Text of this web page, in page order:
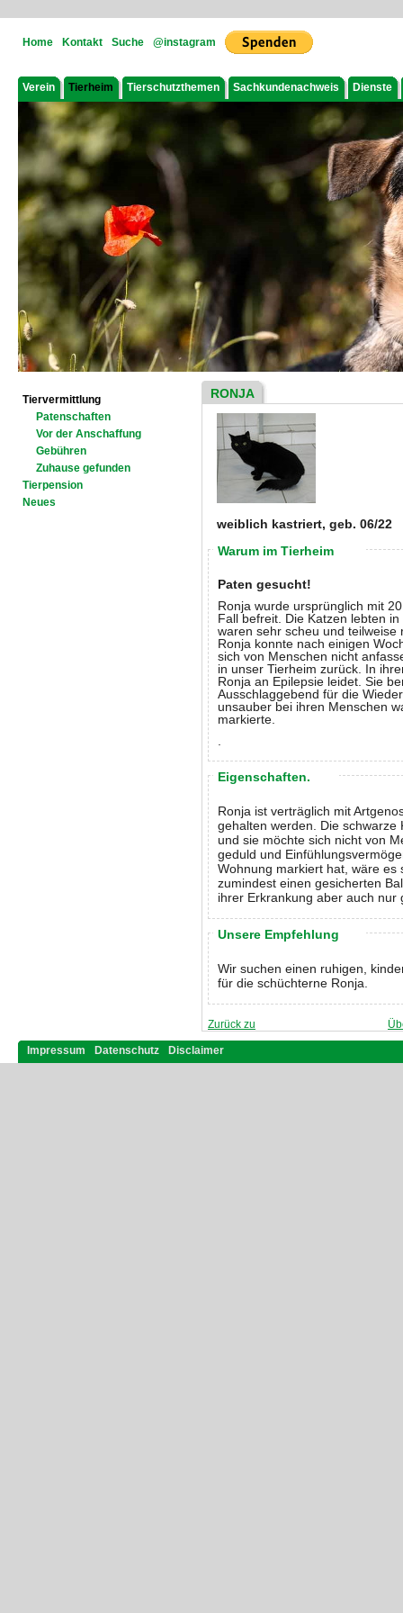
Home Kontakt Suche @instagram
Verein Tierheim Tierschutzthemen Sachkundenachweis Dienste
Tiervermittlung
Patenschaften
Vor der Anschaffung
Gebühren
Zuhause gefunden
Tierpension
Neues
RONJA
weiblich kastriert, geb. 06/22
Warum im Tierheim
Paten gesucht!
Ronja wurde ursprünglich mit
Fall befreit. Die Katzen lebten
waren sehr scheu und teilweise
Ronja konnte nach einigen
sich von Menschen nicht
in unser Tierheim zurück. In
Ronja an Epilepsie leidet. Sie
Ausschlaggebend für die
unsauber bei ihren Menschen
markierte.
Eigenschaften.
Ronja ist verträglich mit
gehalten werden. Die
und sie möchte sich nicht von
geduld und
Wohnung markiert hat, wäre es
zumindest einen gesicherten
ihrer Erkrankung aber auch
Unsere Empfehlung
Wir suchen einen ruhigen,
für die schüchterne Ronja.
Zurück zu
Impressum Datenschutz Disclaimer